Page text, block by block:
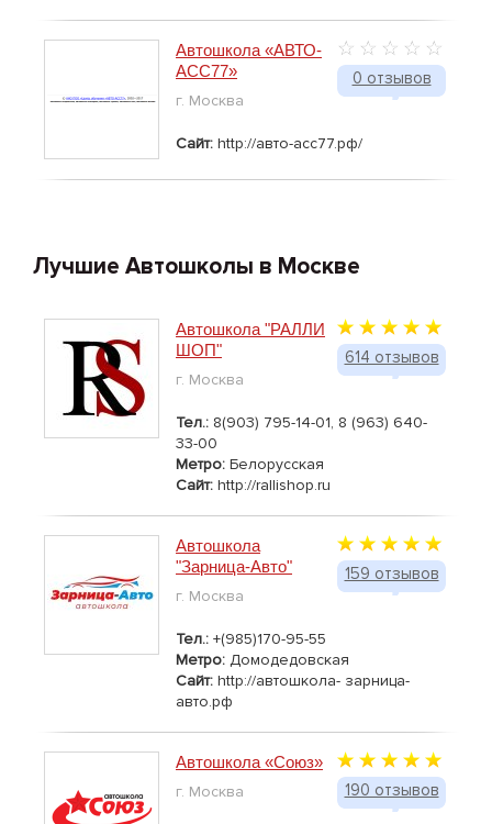
0 отзывов
Автошкола «АВТО-
АСС77»
г. Москва
Сайт: http://авто-асс77.рф/
Лучшие Автошколы в Москве
614 отзывов
Автошкола "РАЛЛИ
ШОП"
г. Москва
Тел.: 8(903) 795-14-01, 8 (963) 640-
33-00
Метро: Белорусская
Сайт: http://rallishop.ru
159 отзывов
Автошкола
"Зарница-Авто"
г. Москва
Тел.: +(985)170-95-55
Метро: Домодедовская
Сайт: http://автошкола- зарница-
авто.рф
190 отзывов
Автошкола «Союз»
г. Москва